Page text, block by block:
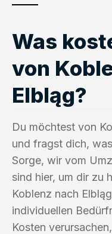
Was
von
Elbląg?
Du möchtest von
und fragst dich,
Sorge, wir vom
sind hier, um dir zu
Koblenz nach
individuellen
Kosten